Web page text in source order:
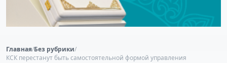
Главная/Без рубрики/
КСК перестанут быть самостоятельной формой управления